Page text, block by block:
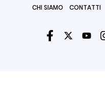
CHI SIAMO CONTATTI